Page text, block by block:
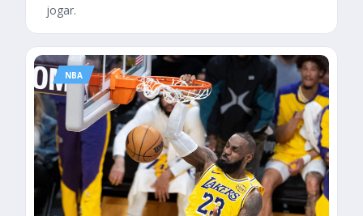
jogar.
NBA